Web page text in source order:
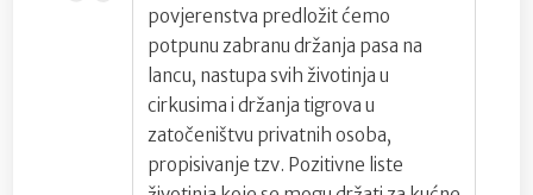
povjerenstva predložit ćemo
potpunu zabranu držanja pasa na
lancu, nastupa svih životinja u
cirkusima i držanja tigrova u
zatočeništvu privatnih osoba,
propisivanje tzv. Pozitivne liste